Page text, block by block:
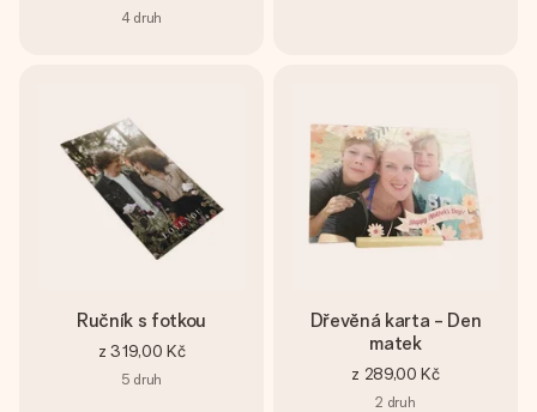
4 druh
Ručník s fotkou
z 319,00 Kč
5 druh
Dřevěná karta - Den
matek
z 289,00 Kč
2 druh